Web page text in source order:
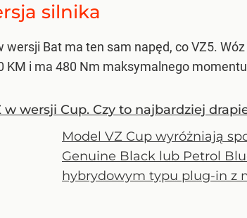
silnika
wersji Bat ma ten sam napęd, co VZ5.
KM i ma 480 Nm maksymalnego
w wersji Cup. Czy to najbardziej
Model VZ Cup wyróżniają
Genuine Black lub Petrol
hybrydowym typu plug-in z